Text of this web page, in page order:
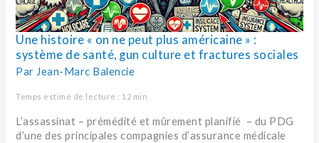
Une histoire « on ne peut plus américaine » :
système de santé, gun culture et fractures sociales
Par Jean-Marc Balencie
Temps estimé de lecture : 12 min
L’assassinat – prémédité et mûrement planifié – du PDG
d’une des principales compagnies d’assurance médicale
gun
culture
et
fractures
sociales